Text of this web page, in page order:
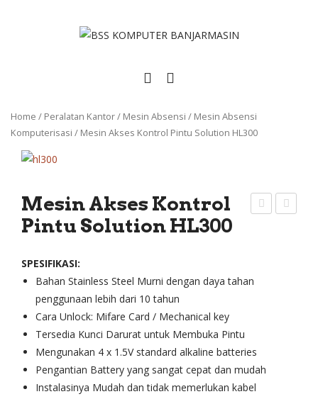
Home / Peralatan Kantor/ Mesin Absensi / Mesin Absensi
Komputerisasi / Mesin Akses Kontrol Pintu Solution HL300
Kon
tion
Mesin Akses Kontrol
Pintu Solution HL300
SPESIFIKASI:
Bahan Stainless Steel Murni dengan daya tahan
penggunaan lebih dari 10 tahun
Cara Unlock: Mifare Card / Mechanical key
Tersedia Kunci Darurat untuk Membuka Pintu
Mengunakan 4 x 1.5V standard alkaline batteries
Pengantian Battery yang sangat cepat dan mudah
Instalasinya Mudah dan tidak memerlukan kabel